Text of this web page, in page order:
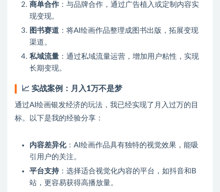
商单合作 ：与品牌合作，通过广告植入或定制内容实
现变现。
图书赛道 ：将AI绘画作品整理成图书出版，拓展变现
渠道。
私域流量 ：通过私域流量运营，增加用户粘性，实现
长期变现。
📈 实战案例：月入1万不是梦
通过AI绘画银发经济的玩法，我已经实现了月入过万的目
标。以下是我的经验分享：
内容差异化：AI绘画作品具有独特的视觉效果，能吸
引用户的关注。
平台支持：选择适合视觉化内容的平台，如抖音和B
站，更容易获得高播放量。